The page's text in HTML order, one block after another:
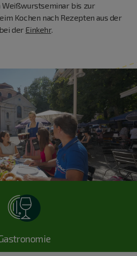
Weißwurstseminar bis zur
Kochen nach Rezepten aus der
der Einkehr.